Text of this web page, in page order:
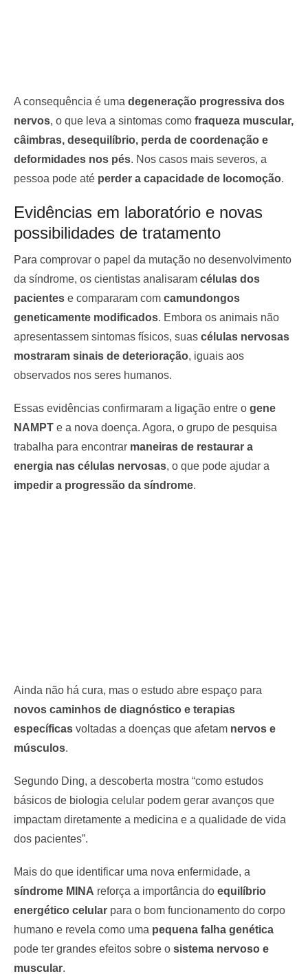
A consequência é uma degeneração progressiva dos
nervos, o que leva a sintomas como fraqueza muscular,
câimbras, desequilíbrio, perda de coordenação e
deformidades nos pés. Nos casos mais severos, a
pessoa pode até perder a capacidade de locomoção.
Evidências em laboratório e novas
possibilidades de tratamento
Para comprovar o papel da mutação no desenvolvimento
da síndrome, os cientistas analisaram células dos
pacientes e compararam com camundongos
geneticamente modificados. Embora os animais não
apresentassem sintomas físicos, suas células nervosas
mostraram sinais de deterioração, iguais aos
observados nos seres humanos.
Essas evidências confirmaram a ligação entre o gene
NAMPT e a nova doença. Agora, o grupo de pesquisa
trabalha para encontrar maneiras de restaurar a
energia nas células nervosas, o que pode ajudar a
impedir a progressão da síndrome.
Ainda não há cura, mas o estudo abre espaço para
novos caminhos de diagnóstico e terapias
específicas voltadas a doenças que afetam nervos e
músculos.
Segundo Ding, a descoberta mostra “como estudos
básicos de biologia celular podem gerar avanços que
impactam diretamente a medicina e a qualidade de vida
dos pacientes”.
Mais do que identificar uma nova enfermidade, a
síndrome MINA reforça a importância do equilíbrio
energético celular para o bom funcionamento do corpo
humano e revela como uma pequena falha genética
pode ter grandes efeitos sobre o sistema nervoso e
muscular.